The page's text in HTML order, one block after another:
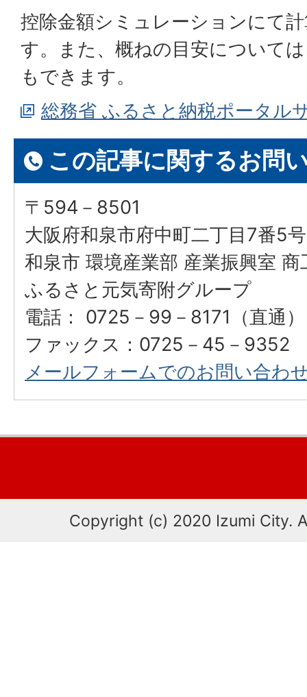
控除金額シミュレーションにて
す。また、概ねの目安について
もできます。
総務省 ふるさと納税ポータル
この記事に関するお問
〒594－8501
大阪府和泉市府中町二丁目7番5号
和泉市 環境産業部 産業振興室 商
ふるさと元気寄附グループ
電話： 0725－99－8171（直通）
ファックス：0725－45－9352
メールフォームでのお問い合わ
Copyright (c) 2020 Izumi City.